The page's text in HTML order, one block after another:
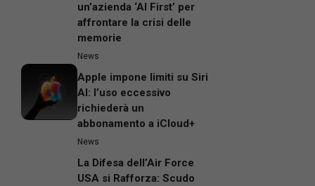
un’azienda ‘AI First’ per
affrontare la crisi delle
memorie
News
Apple impone limiti su Siri
AI: l’uso eccessivo
richiederà un
abbonamento a iCloud+
News
La Difesa dell’Air Force
USA si Rafforza: Scudo